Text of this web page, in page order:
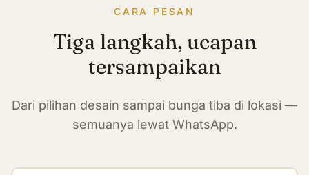
CARA PESAN
Tiga langkah, ucapan
tersampaikan
Dari pilihan desain sampai bunga tiba di lokasi —
semuanya lewat WhatsApp.